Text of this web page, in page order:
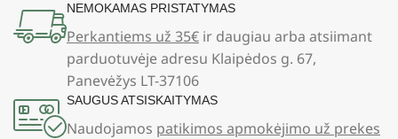
NEMOKAMAS PRISTATYMAS
Perkantiems už 35€ ir daugiau arba atsiimant
parduotuvėje adresu Klaipėdos g. 67,
Panevėžys LT-37106
SAUGUS ATSISKAITYMAS
Naudojamos patikimos apmokėjimo už prekes